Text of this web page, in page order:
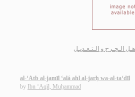
الـجـرح و الـتـعـديـل
al-‘Atb al-jamīl ‘alá ahl al-jarḥ wa-al-ta‘dīl
by Ibn ‘Aqīl, Muḥammad